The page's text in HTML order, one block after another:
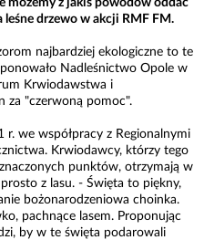
leśne drzewo w akcji RMF FM.
najbardziej ekologiczne to te
Nadleśnictwo Opole w
Krwiodawstwa i
za "czerwoną pomoc".
we współpracy z Regionalnymi
Krwiodawcy, którzy tego
punktów, otrzymają w
z lasu. - Święta to piękny,
bożonarodzeniowa choinka.
pachnące lasem. Proponując
by w te święta podarowali